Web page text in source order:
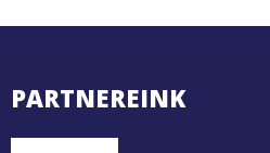
PARTNEREINK